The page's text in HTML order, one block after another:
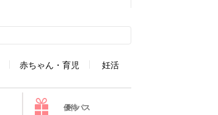
赤ちゃん・育児 妊活
優待パス